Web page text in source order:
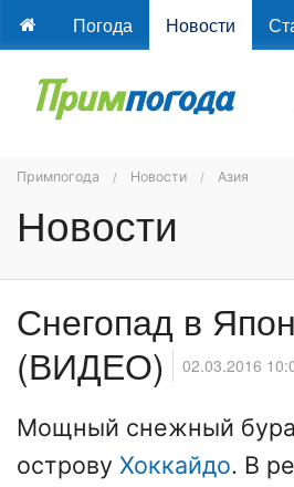
Погода Новости
Примпогода Новости Азия
Новости
Снегопад в
(ВИДЕО)
02.03.2016
Мощный снежный
острову Хоккайдо. В